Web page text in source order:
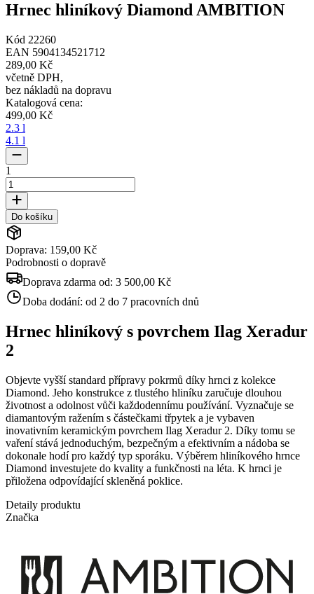
Hrnec hliníkový Diamond AMBITION
Kód 22260
EAN 5904134521712
289,00 Kč
včetně DPH,
bez nákladů na dopravu
Katalogová cena:
499,00 Kč
2.3 l
4.1 l
1
Do košíku
Doprava: 159,00 Kč
Podrobnosti o dopravě
Doprava zdarma od: 3 500,00 Kč
Doba dodání: od 2 do 7 pracovních dnů
Hrnec hliníkový s povrchem Ilag Xeradur
2
Objevte vyšší standard přípravy pokrmů díky hrnci z kolekce
Diamond. Jeho konstrukce z tlustého hliníku zaručuje dlouhou
životnost a odolnost vůči každodennímu používání. Vyznačuje se
diamantovým ražením s částečkami třpytek a je vybaven
inovativním keramickým povrchem Ilag Xeradur 2. Díky tomu se
vaření stává jednoduchým, bezpečným a efektivním a nádoba se
dokonale hodí pro každý typ sporáku. Výběrem hliníkového hrnce
Diamond investujete do kvality a funkčnosti na léta. K hrnci je
přiložena odpovídající skleněná poklice.
Detaily produktu
Značka